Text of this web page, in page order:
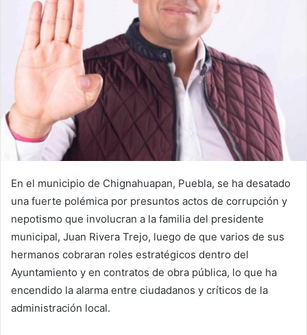
En el municipio de Chignahuapan, Puebla, se ha desatado
una fuerte polémica por presuntos actos de corrupción y
nepotismo que involucran a la familia del presidente
municipal, Juan Rivera Trejo, luego de que varios de sus
hermanos cobraran roles estratégicos dentro del
Ayuntamiento y en contratos de obra pública, lo que ha
encendido la alarma entre ciudadanos y críticos de la
administración local.